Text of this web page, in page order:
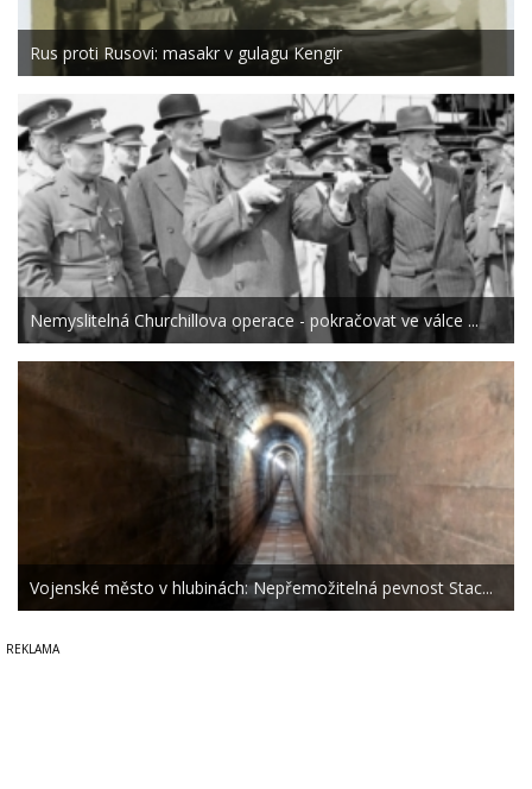
Rus proti Rusovi: masakr v gulagu Kengir
Nemyslitelná Churchillova operace - pokračovat ve válce ...
Vojenské město v hlubinách: Nepřemožitelná pevnost Stac...